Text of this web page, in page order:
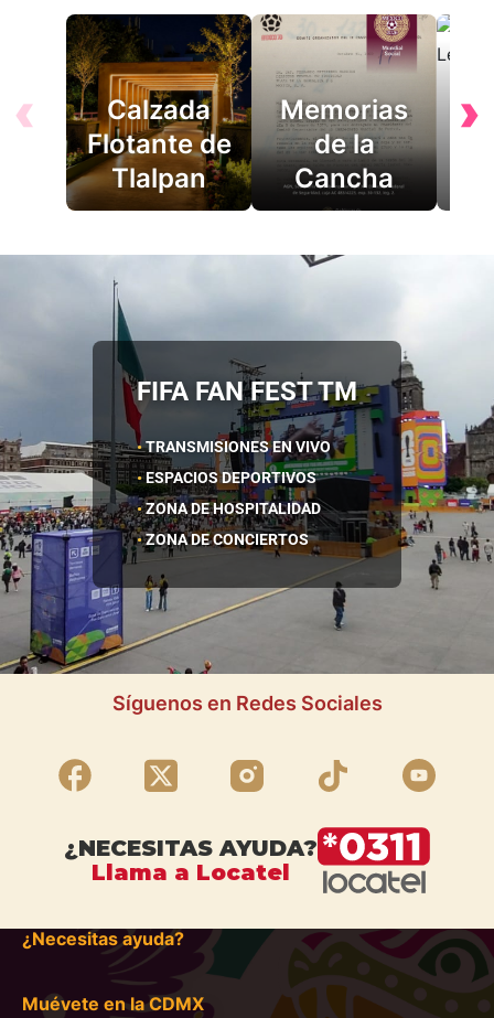
‹
Calzada
Flotante de
Tlalpan
Memorias
de la
Cancha
El
›
FIFA FAN FEST TM
Transmisiones en vivo
Espacios deportivos
Zona de hospitalidad
Zona de conciertos
Síguenos en Redes Sociales
¿NECESITAS AYUDA?
Llama a Locatel
¿Necesitas ayuda?
Muévete en la CDMX